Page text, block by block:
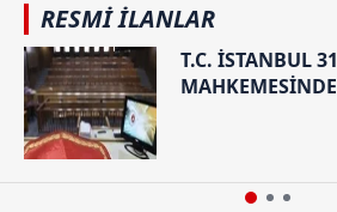
RESMİ İLANLAR
T.C. İSTANBUL